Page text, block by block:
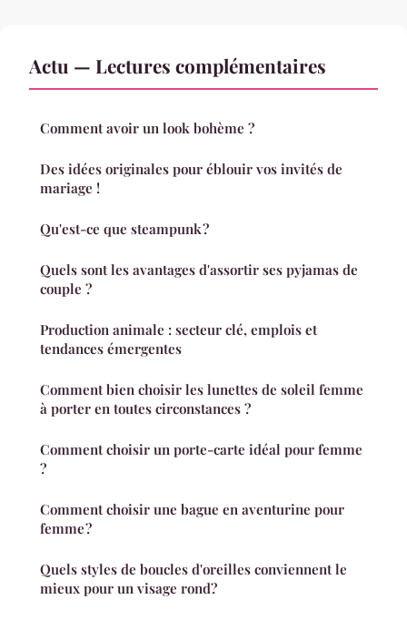
Actu — Lectures complémentaires
Comment avoir un look bohème ?
Des idées originales pour éblouir vos invités de
mariage !
Qu'est-ce que steampunk ?
Quels sont les avantages d'assortir ses pyjamas de
couple ?
Production animale : secteur clé, emplois et
tendances émergentes
Comment bien choisir les lunettes de soleil femme
à porter en toutes circonstances ?
Comment choisir un porte-carte idéal pour femme
?
Comment choisir une bague en aventurine pour
femme ?
Quels styles de boucles d'oreilles conviennent le
mieux pour un visage rond?